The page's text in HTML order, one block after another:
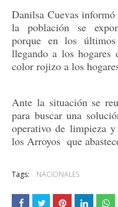
Danilsa Cuevas
la población se
porque en los
llegando a los
color rojizo a los
Ante la situación se
para buscar una
operativo de limpieza
los Arroyos que
Tags: NACIONALES